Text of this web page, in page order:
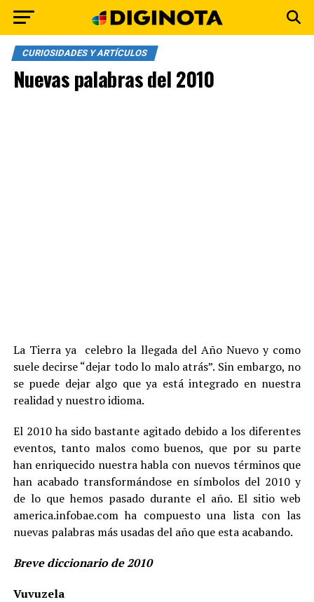
CURIOSIDADES Y ARTÍCULOS
Nuevas palabras del 2010
La Tierra ya celebro la llegada del Año Nuevo y como
suele decirse “dejar todo lo malo atrás”. Sin embargo, no
se puede dejar algo que ya está integrado en nuestra
realidad y nuestro idioma.
El 2010 ha sido bastante agitado debido a los diferentes
eventos, tanto malos como buenos, que por su parte
han enriquecido nuestra habla con nuevos términos que
han acabado transformándose en símbolos del 2010 y
de lo que hemos pasado durante el año. El sitio web
america.infobae.com ha compuesto una lista con las
nuevas palabras más usadas del año que esta acabando.
Breve diccionario de 2010
Vuvuzela